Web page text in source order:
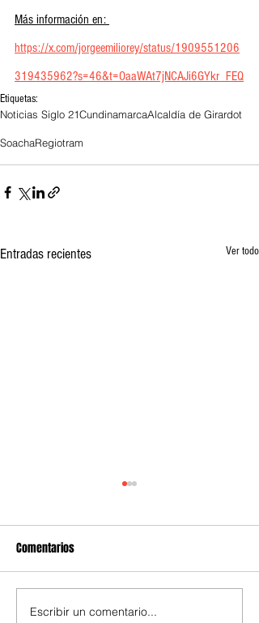
Más información en:
https://x.com/jorgeemiliorey/status/1909551206
319435962?s=46&t=OaaWAt7jNCAJi6GYkr_FEQ
Etiquetas:
Noticias Siglo 21CundinamarcaAlcaldía de Girardot
SoachaRegiotram
Entradas recientes Ver todo
SE graduaron técnicos para
Comentarios
Escribir un comentario...